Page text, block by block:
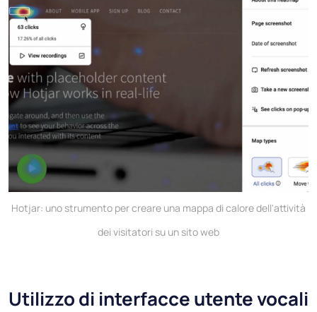
Hotjar: uno strumento per creare una mappa di calore dell'attività
dei visitatori su un sito web
Utilizzo di interfacce utente vocali